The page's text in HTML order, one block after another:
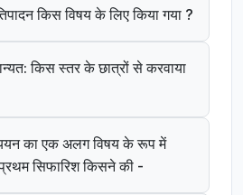
किस विषय के लिए किया गया ?
किस स्तर के छात्रों से करवाया
का एक अलग विषय के रूप में
सिफारिश किसने की -